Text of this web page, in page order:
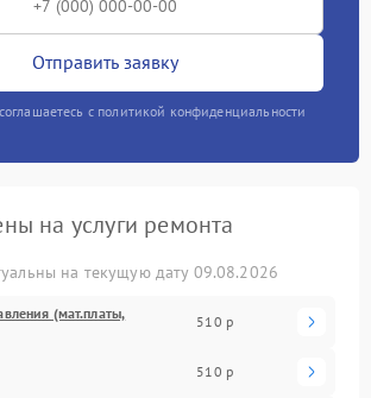
Отправить заявку
с политикой конфиденциальности
на услуги ремонта
на текущую дату 09.08.2026
(мат.платы,
510 р
510 р